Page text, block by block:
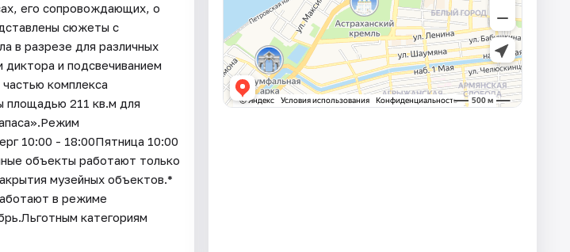
его сопровождающих, о
сюжеты с
в разрезе для различных
и подсвечиванием
комплекса
площадью 211 кв.м для
10:00 - 18:00Пятница 10:00
объекты работают только
музейных объектов.*
в режиме
категориям